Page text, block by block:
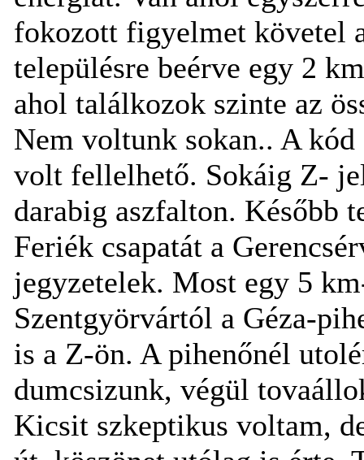
fokozott figyelmet követel
településre beérve egy 2
ahol találkozok szinte az
Nem voltunk sokan.. A
volt fellelhető. Sokáig Z-
darabig aszfalton. Később
Feriék csapatát a
jegyzetelek. Most egy 5
Szentgyörvártól a Géza-
is a Z-ön. A pihenőnél
dumcsizunk, végül
Kicsit szkeptikus voltam,